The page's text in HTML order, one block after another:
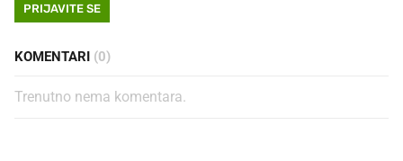
PRIJAVITE SE
KOMENTARI (0)
Trenutno nema komentara.